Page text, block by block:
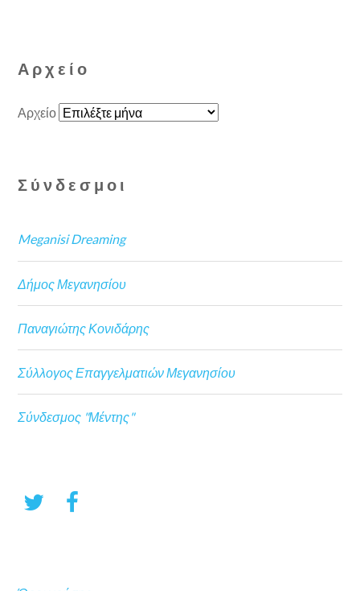
Αρχείο
Αρχείο
Σύνδεσμοι
Meganisi Dreaming
Δήμος Μεγανησίου
Παναγιώτης Κονιδάρης
Σύλλογος Επαγγελματιών Μεγανησίου
Σύνδεσμος "Μέντης"